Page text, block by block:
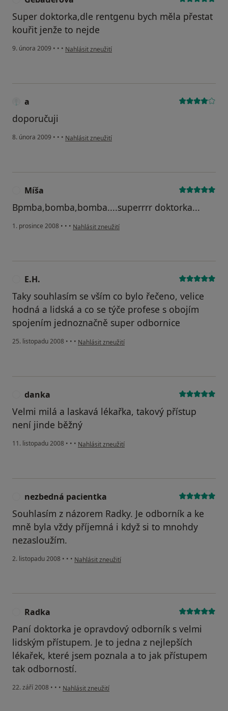
Super doktorka,dle rentgenu bych měla přestat
kouřit jenže to nejde
9. února 2009 • • • podle názoru uživatele Gebauerová
Nahlásit zneužití
a
doporučuji
8. února 2009 • • • podle názoru uživatele a
Nahlásit zneužití
Míša
Bpmba,bomba,bomba....superrrr doktorka...
1. prosince 2008 • • • podle názoru uživatele Míša
Nahlásit zneužití
E.H.
Taky souhlasím se vším co bylo řečeno, velice
hodná a lidská a co se týče profese s obojím
spojením jednoznačně super odbornice
25. listopadu 2008 • • • podle názoru uživatele E.H.
Nahlásit zneužití
danka
Velmi milá a laskavá lékařka, takový přístup
není jinde běžný
11. listopadu 2008 • • • podle názoru uživatele danka
Nahlásit zneužití
nezbedná pacientka
Souhlasím z názorem Radky. Je odborník a ke
mně byla vždy příjemná i když si to mnohdy
nezasloužím.
2. listopadu 2008 • • • podle názoru uživatele nezbedná pacientka
Nahlásit zneužití
Radka
Paní doktorka je opravdový odborník s velmi
lidským přístupem. Je to jedna z nejlepších
lékařek, které jsem poznala a to jak přístupem
tak odborností.
22. září 2008 • • • podle názoru uživatele Radka
Nahlásit zneužití